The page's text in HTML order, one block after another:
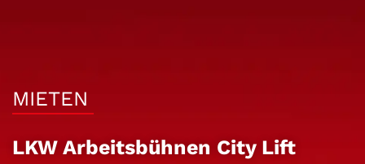
MIETEN
LKW Arbeitsbühnen City Lift